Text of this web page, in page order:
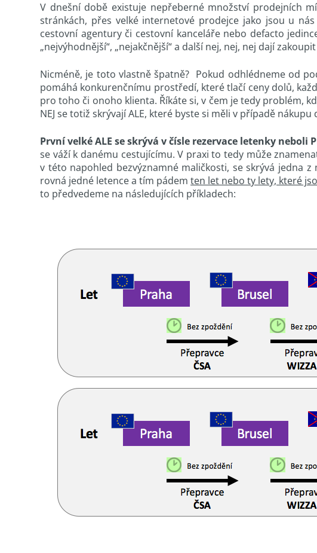
V dnešní době existuje nepřeberné množství prodejních
stránkách, přes velké internetové prodejce jako jsou u
cestovní agentury či cestovní kanceláře nebo defacto
„nejvýhodnější“, „nejakčnější“ a další nej, nej, nej dají
Nicméně, je toto vlastně špatně? Pokud odhlédneme od
pomáhá konkurenčnímu prostředí, které tlačí ceny dolů,
pro toho či onoho klienta. Říkáte si, v čem je tedy problém,
NEJ se totiž skrývají ALE, které byste si měli v případě
První velké ALE se skrývá v čísle rezervace letenky neboli
se váží k danému cestujícímu. V praxi to tedy může
v této napohled bezvýznamné maličkosti, se skrývá jedna
rovná jedné letence a tím pádem ten let nebo ty lety, které
to předvedeme na následujících příkladech: